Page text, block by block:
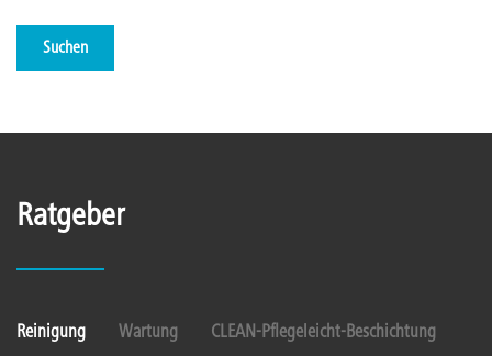
Suchen
Ratgeber
Reinigung Wartung CLEAN-Pflegeleicht-Beschichtung